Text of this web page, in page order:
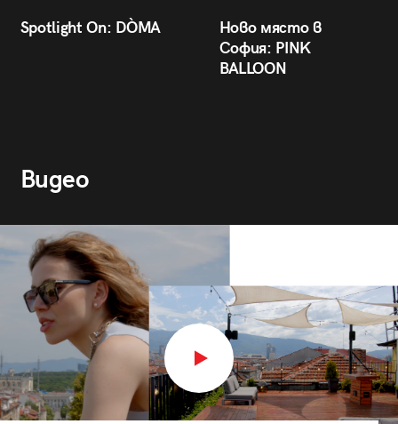
Spotlight On: DÒMA
Ново място в
София: PINK
BALLOON
Видео